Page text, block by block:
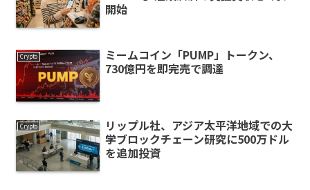
開始
Crypto
ミームコイン「PUMP」トークン、
730億円を即完売で調達
Crypto
リップル社、アジア太平洋地域での大
学ブロックチェーン研究に500万ドル
を追加投資